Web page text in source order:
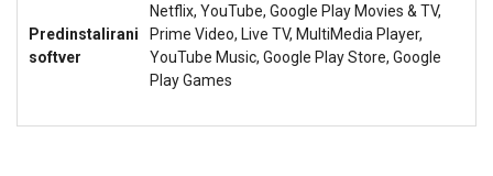
Predinstalirani
softver
Netflix, YouTube, Google Play Movies & TV,
Prime Video, Live TV, MultiMedia Player,
YouTube Music, Google Play Store, Google
Play Games